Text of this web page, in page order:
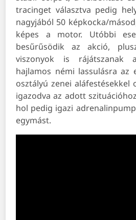
tracinget választva pedig
nagyjából 50 képkocka/
képes a motor. Utóbbi
besűrűsödik az akció,
viszonyok is rájátszanak
hajlamos némi lassulásra az
osztályú zenei aláfestésekkel
igazodva az adott
hol pedig igazi
egymást.